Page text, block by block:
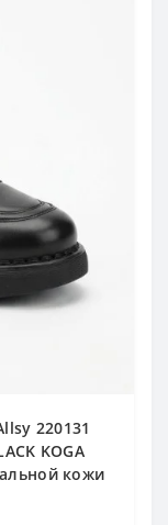
220131
KOGA
кожи